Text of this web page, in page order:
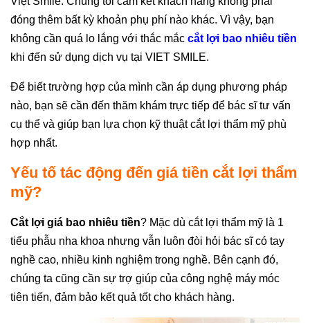
đóng thêm bất kỳ khoản phụ phí nào khác. Vì vậy, bạn
không cần quá lo lắng với thắc mắc cắt lợi bao nhiêu tiền
khi đến sử dụng dịch vụ tại VIET SMILE.
Để biết trường hợp của mình cần áp dụng phương pháp
nào, bạn sẽ cần đến thăm khám trực tiếp để bác sĩ tư vấn
cụ thể và giúp bạn lựa chọn kỹ thuật cắt lợi thẩm mỹ phù
hợp nhất.
Yếu tố tác động đến giá tiền cắt lợi thẩm
mỹ?
Cắt lợi giá bao nhiêu tiền? Mặc dù cắt lợi thẩm mỹ là 1
tiểu phẫu nha khoa nhưng vẫn luôn đòi hỏi bác sĩ có tay
nghề cao, nhiều kinh nghiệm trong nghề. Bên cạnh đó,
chúng ta cũng cần sự trợ giúp của công nghệ máy móc
tiên tiến, đảm bảo kết quả tốt cho khách hàng.